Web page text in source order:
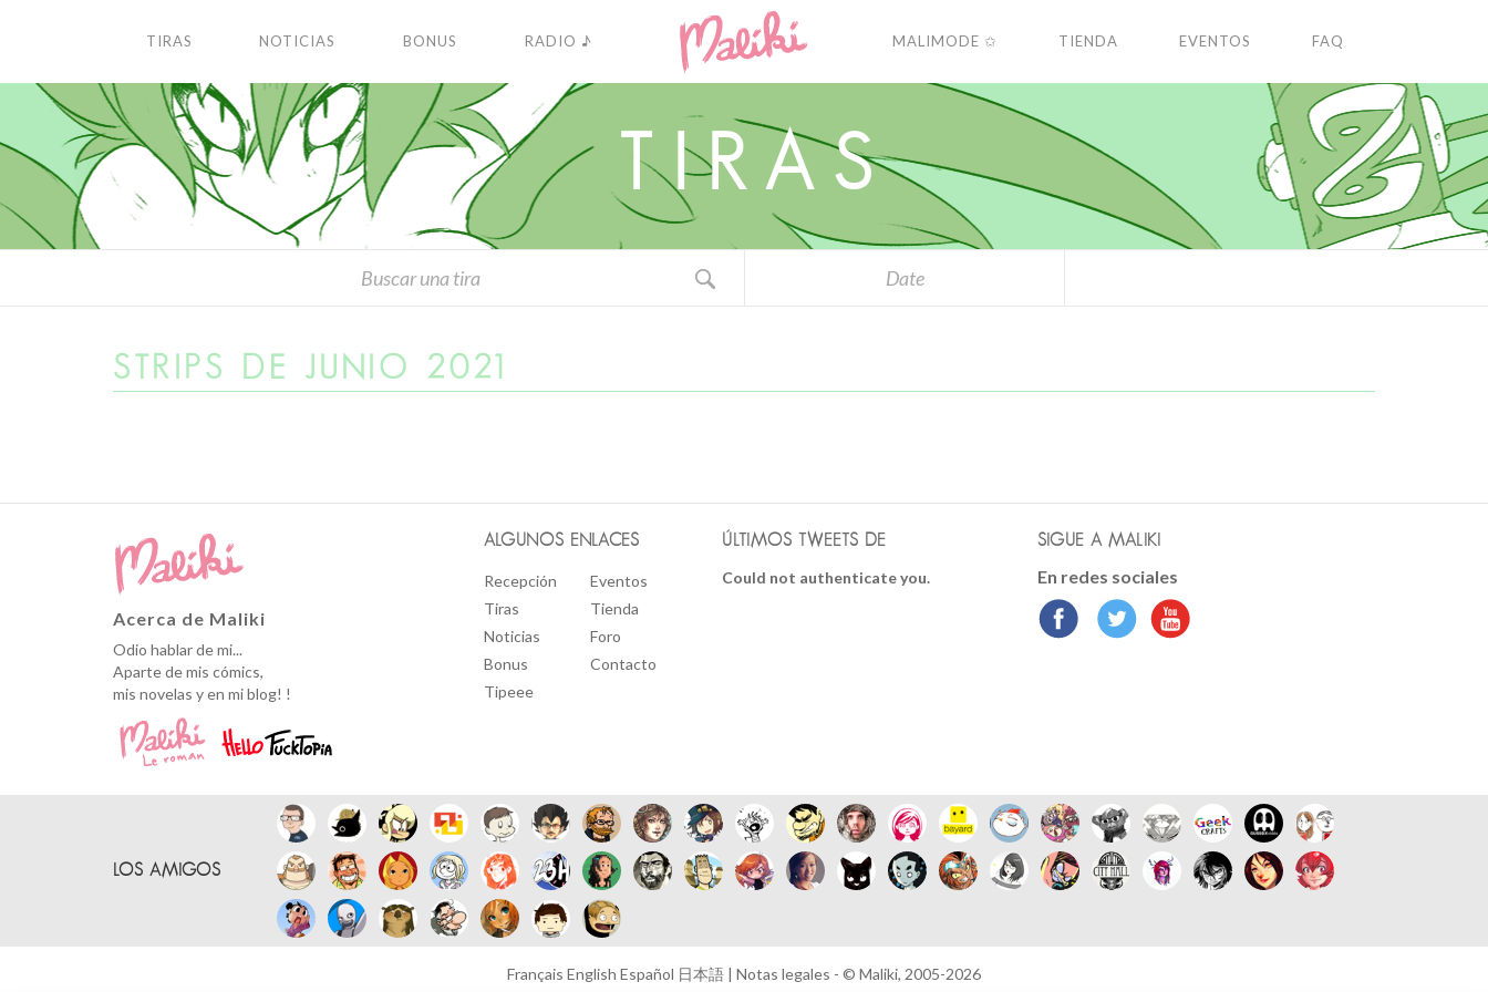
TIRAS NOTICIAS BONUS RADIO ♪ MALIMODE ✩ TIENDA EVENTOS FAQ
T I R A S
Date
STRIPS DE JUNIO 2021
Acerca de Maliki
Odio hablar de mi...
Aparte de mis cómics,
mis novelas y en mi blog! !
ALGUNOS ENLACES
Recepción
Tiras
Noticias
Bonus
Tipeee
Eventos
Tienda
Foro
Contacto
ÚLTIMOS TWEETS DE
Could not authenticate you.
SIGUE A MALIKI
En redes sociales
LOS AMIGOS
Français English Español 日本語 | Notas legales - © Maliki, 2005-2026